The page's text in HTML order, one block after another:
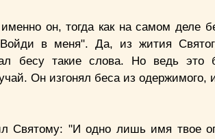
он, тогда как на самом деле
в меня". Да, из жития
бесу такие слова. Но ведь это
Он изгонял беса из одержимого,
Святому: "И одно лишь имя твое